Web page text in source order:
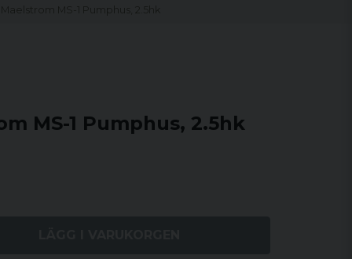
Maelstrom MS-1 Pumphus, 2.5hk
MS-1 Pumphus, 2.5hk